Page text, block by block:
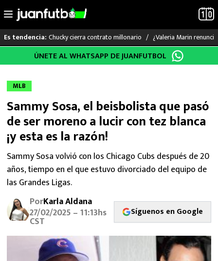
al
Es tendencia: Chucky cierra contrato millonario ¿Valeria Marin
LO ÚLTIMO
LIGA MX
RAYADOS
PUMAS
ATLANTE
SELECCIÓN MEXICANA
FUTBOL INTERNACIONAL
MEXICANOS EN EL EXTRANJERO
FUTBOL ESTUFA
ÚNETE AL WHATSAPP DE JUANFUTBOL
MLB
Sammy Sosa, el beisbolista que pasó
de ser moreno a lucir con tez blanca
¡y esta es la razón!
Sammy Sosa volvió con los Chicago Cubs después de 20
años, tiempo en el que estuvo divorciado del equipo de
las Grandes Ligas.
PorKarla Aldana
27/02/2025 – 11:13hs
CST
Síguenos en Google